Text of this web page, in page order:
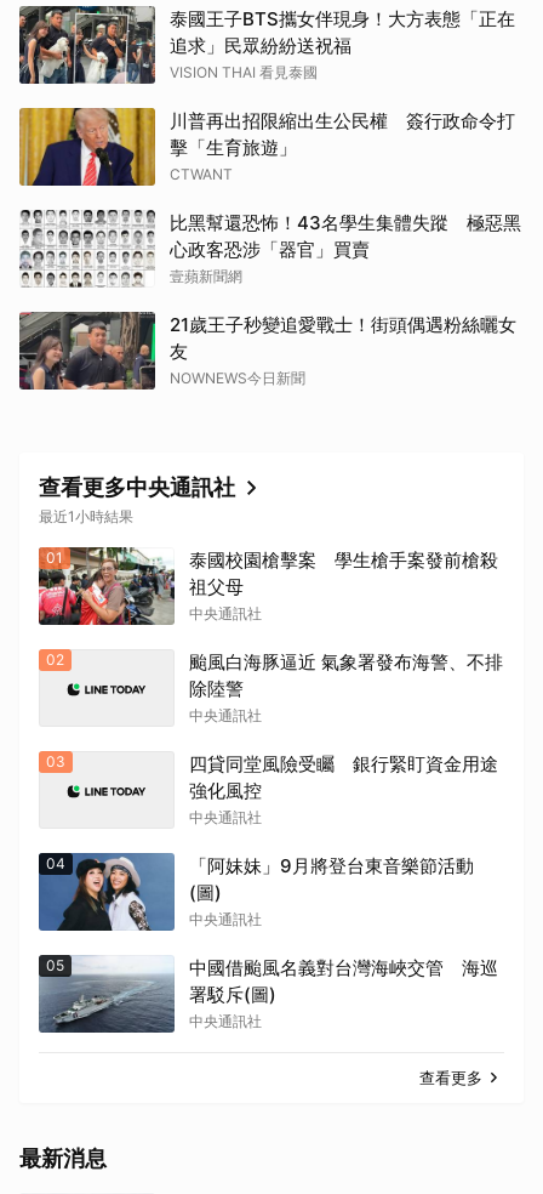
泰國王子BTS攜女伴現身！大方表態「正在
追求」民眾紛紛送祝福
VISION THAI 看見泰國
川普再出招限縮出生公民權 簽行政命令打
擊「生育旅遊」
CTWANT
比黑幫還恐怖！43名學生集體失蹤 極惡黑
心政客恐涉「器官」買賣
壹蘋新聞網
21歲王子秒變追愛戰士！街頭偶遇粉絲曬女
友
NOWNEWS今日新聞
查看更多中央通訊社
最近1小時結果
01
泰國校園槍擊案 學生槍手案發前槍殺
祖父母
中央通訊社
02
颱風白海豚逼近 氣象署發布海警、不排
除陸警
中央通訊社
03
四貸同堂風險受矚 銀行緊盯資金用途
強化風控
中央通訊社
04
「阿妹妹」9月將登台東音樂節活動
(圖)
中央通訊社
05
中國借颱風名義對台灣海峽交管 海巡
署駁斥(圖)
中央通訊社
查看更多
最新消息
取消